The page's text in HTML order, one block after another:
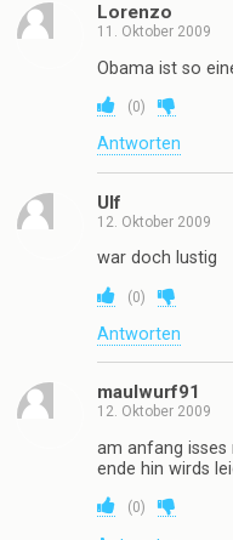
Lorenzo
11. Oktober 2009
Obama ist so
(0)
Antworten
Ulf
12. Oktober 2009
war doch lustig
(0)
Antworten
maulwurf91
12. Oktober 2009
am anfang
ende hin wirds
(0)